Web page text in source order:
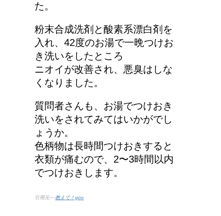
猫の長毛は雑種でも可愛
いの？！
た。
粉末合成洗剤と酸素系漂白剤を
入れ、42度のお湯で一晩つけお
き洗いをしたところ
ニオイが改善され、悪臭はしな
くなりました。
質問者さんも、お湯でつけおき
洗いをされてみてはいかがでし
ょうか。
色柄物は長時間つけおきすると
衣類が痛むので、2〜3時間以内
でつけおきします。
引用元-−-教えて！goo